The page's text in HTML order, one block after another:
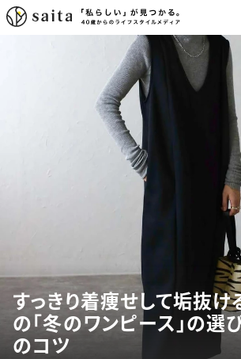
すっきり着痩せして垢抜け
の「冬のワンピース」の選
のコツ